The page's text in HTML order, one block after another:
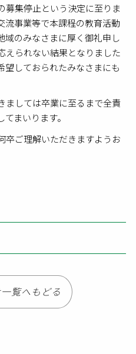
募集停止という決定に至りま
流事業等で本課程の教育活動
域のみなさまに厚く御礼申し
えられない結果となりました
望しておられたみなさまにも
しては卒業に至るまで全責
まいります。
ご理解いただきますようお
覧へもどる